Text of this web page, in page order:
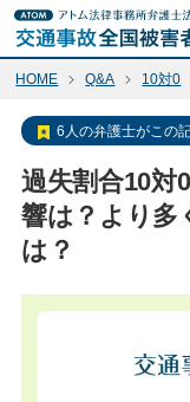
HOME Q&A 10対0
6人の弁護士がこ
過失割合10
響は？より多
は？